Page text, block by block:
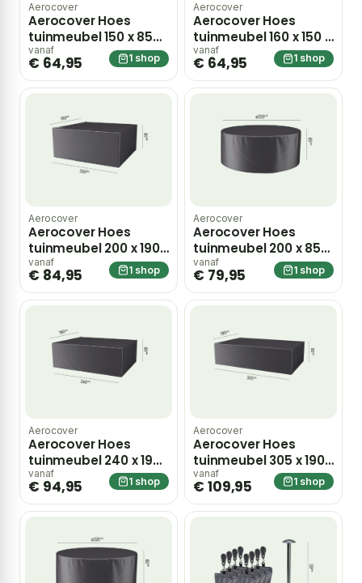
Aerocover
Aerocover Hoes
tuinmeubel 150 x 85
cm – grijs
vanaf
€ 64,95 1 shop
Aerocover
Aerocover Hoes
tuinmeubel 160 x 150 x
85 cm – grijs
vanaf
€ 64,95 1 shop
Aerocover
Aerocover Hoes
tuinmeubel 200 x 190
x 85 cm – grijs
vanaf
€ 84,95 1 shop
Aerocover
Aerocover Hoes
tuinmeubel 200 x 85
cm – grijs
vanaf
€ 79,95 1 shop
Aerocover
Aerocover Hoes
tuinmeubel 240 x 190
x 85 cm – grijs
vanaf
€ 94,95 1 shop
Aerocover
Aerocover Hoes
tuinmeubel 305 x 190
x 85 cm – grijs
vanaf
€ 109,95 1 shop